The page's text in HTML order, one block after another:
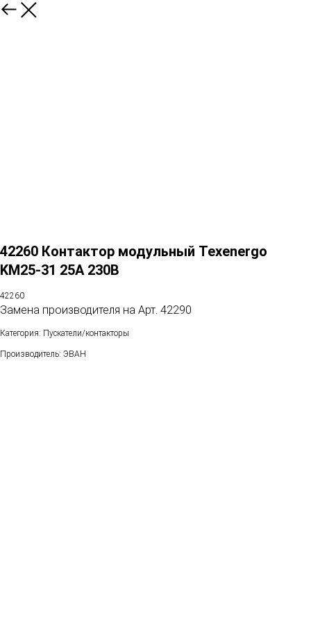
42260 Контактор модульный Texenergo
KM25-31 25А 230В
42260
Замена производителя на Арт. 42290
Категория: Пускатели/контакторы
Производитель: ЭВАН